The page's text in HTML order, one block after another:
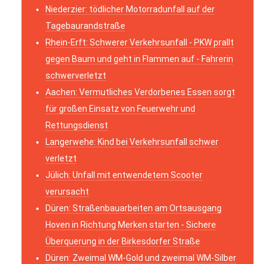
Niederzier: tödlicher Motorradunfall auf der
Tagebaurandstraße
Rhein-Erft: Schwerer Verkehrsunfall - PKW prallt
gegen Baum und geht in Flammen auf - Fahrerin
schwerverletzt
Aachen: Vermutliches Verdorbenes Essen sorgt
für großen Einsatz von Feuerwehr und
Rettungsdienst
Langerwehe: Kind bei Verkehrsunfall schwer
verletzt
Jülich: Unfall mit entwendetem Scooter
verursacht
Düren: Straßenbauarbeiten am Ortsausgang
Hoven in Richtung Merken starten - Sichere
Überquerung in der Birkesdorfer Straße
Düren: Zweimal WM-Gold und zweimal WM-Silber